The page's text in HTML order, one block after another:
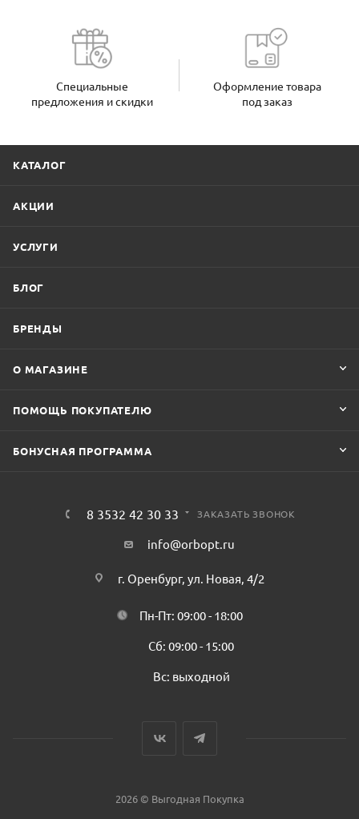
Специальные
предложения и скидки
Оформление товара
под заказ
КАТАЛОГ
АКЦИИ
УСЛУГИ
БЛОГ
БРЕНДЫ
О МАГАЗИНЕ
ПОМОЩЬ ПОКУПАТЕЛЮ
БОНУСНАЯ ПРОГРАММА
8 3532 42 30 33 ЗАКАЗАТЬ ЗВОНОК
info@orbopt.ru
г. Оренбург, ул. Новая, 4/2
Пн-Пт: 09:00 - 18:00
Сб: 09:00 - 15:00
Вс: выходной
2026 © Выгодная Покупка